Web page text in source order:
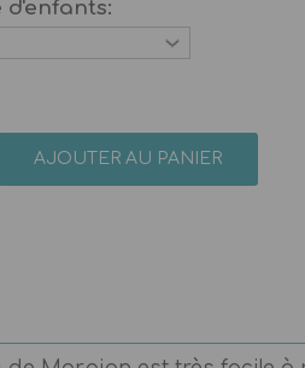
d'enfants:
AJOUTER AU PANIER